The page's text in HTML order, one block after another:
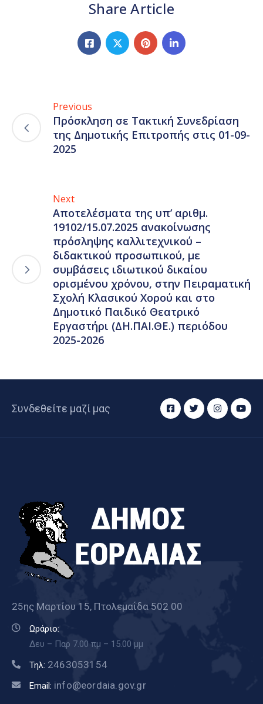
Share Article
Previous
Πρόσκληση σε Τακτική Συνεδρίαση
της Δημοτικής Επιτροπής στις 01-09-
2025
Next
Αποτελέσματα της υπ’ αριθμ.
19102/15.07.2025 ανακοίνωσης
πρόσληψης καλλιτεχνικού –
διδακτικού προσωπικού, με
συμβάσεις ιδιωτικού δικαίου
ορισμένου χρόνου, στην Πειραματική
Σχολή Κλασικού Χορού και στο
Δημοτικό Παιδικό Θεατρικό
Εργαστήρι (ΔΗ.ΠΑΙ.ΘΕ.) περιόδου
2025-2026
Συνδεθείτε μαζί μας
25ης Μαρτίου 15, Πτολεμαΐδα 502 00
Ωράριο:
Δευ – Παρ 7.00 πμ – 15.00 μμ
Τηλ: 2463053154
Email: info@eordaia.gov.gr